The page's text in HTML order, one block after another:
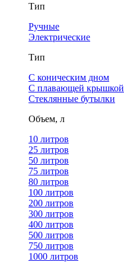
Тип
Ручные
Электрические
Тип
С коническим дном
С плавающей крышкой
Стеклянные бутылки
Объем, л
10 литров
25 литров
50 литров
75 литров
80 литров
100 литров
200 литров
300 литров
400 литров
500 литров
750 литров
1000 литров